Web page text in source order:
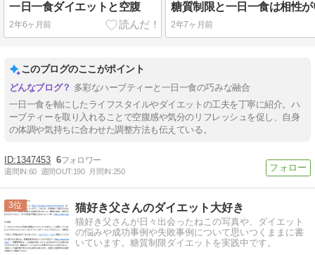
一日一食ダイエットと空腹
2年6ヶ月前 2年7ヶ月前
このブログのここがポイント
多彩なハーブティーと一日一食の巧みな融合
一日一食を軸にしたライフスタイルやダイエットの工夫を丁寧に紹介。ハ
ーブティーを取り入れることで空腹感や気分のリフレッシュを促し、自身
の体調や気持ちに合わせた調整方法も伝えている。
1347453 6
週間IN:60 週間OUT:190 月間IN:250
3 猫好き父さんのダイエット大好き
猫好き父さんが日々出会ったねこの写真や、ダイエット
の悩みや成功事例や失敗事例について思いつくままに書
いています。糖質制限ダイエットを実践中です。